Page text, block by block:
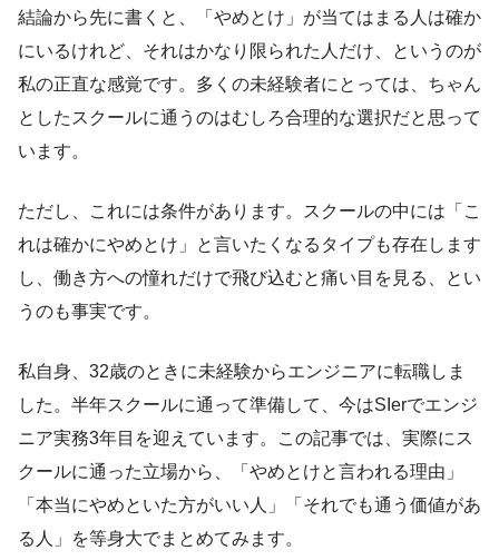
結論から先に書くと、「やめとけ」が当てはまる人は確か
にいるけれど、それはかなり限られた人だけ、というのが
私の正直な感覚です。多くの未経験者にとっては、ちゃん
としたスクールに通うのはむしろ合理的な選択だと思って
います。
ただし、これには条件があります。スクールの中には「こ
れは確かにやめとけ」と言いたくなるタイプも存在します
し、働き方への憧れだけで飛び込むと痛い目を見る、とい
うのも事実です。
私自身、32歳のときに未経験からエンジニアに転職しま
した。半年スクールに通って準備して、今はSIerでエンジ
ニア実務3年目を迎えています。この記事では、実際にス
クールに通った立場から、「やめとけと言われる理由」
「本当にやめといた方がいい人」「それでも通う価値があ
る人」を等身大でまとめてみます。